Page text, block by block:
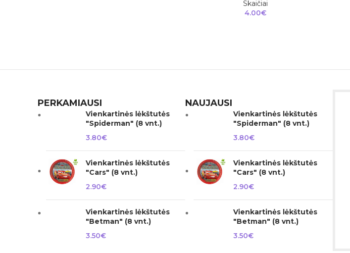
Skaičiai
4.00€
PERKAMIAUSI
Vienkartinės lėkštutės
"Spiderman" (8 vnt.)
3.80€
Vienkartinės lėkštutės
"Cars" (8 vnt.)
2.90€
Vienkartinės lėkštutės
"Betman" (8 vnt.)
3.50€
NAUJAUSI
Vienkartinės lėkštutės
"Spiderman" (8 vnt.)
3.80€
Vienkartinės lėkštutės
"Cars" (8 vnt.)
2.90€
Vienkartinės lėkštutės
"Betman" (8 vnt.)
3.50€